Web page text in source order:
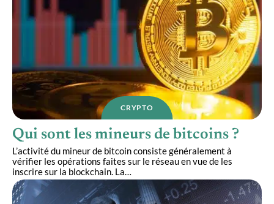
CRYPTO
Qui sont les mineurs de bitcoins ?
L’activité du mineur de bitcoin consiste généralement à
vérifier les opérations faites sur le réseau en vue de les
inscrire sur la blockchain. La…